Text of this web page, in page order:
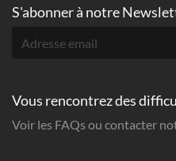
S'abonner à notre
Vous rencontrez des
Voir les FAQs ou contacter